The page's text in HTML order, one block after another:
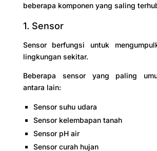
beberapa komponen yang saling
1. Sensor
Sensor berfungsi untuk
lingkungan sekitar.
Beberapa sensor yang paling
antara lain:
Sensor suhu udara
Sensor kelembapan tanah
Sensor pH air
Sensor curah hujan